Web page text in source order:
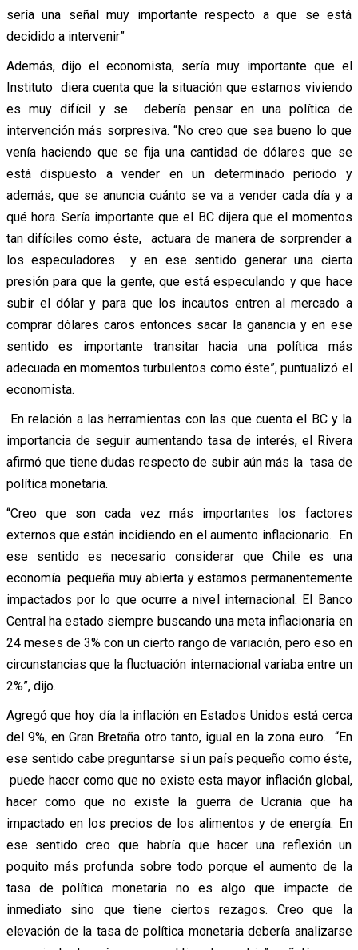
sería una señal muy importante respecto a que se está
decidido a intervenir”
Además, dijo el economista, sería muy importante que el
Instituto diera cuenta que la situación que estamos viviendo
es muy difícil y se debería pensar en una política de
intervención más sorpresiva. “No creo que sea bueno lo que
venía haciendo que se fija una cantidad de dólares que se
está dispuesto a vender en un determinado periodo y
además, que se anuncia cuánto se va a vender cada día y a
qué hora. Sería importante que el BC dijera que el momentos
tan difíciles como éste, actuara de manera de sorprender a
los especuladores y en ese sentido generar una cierta
presión para que la gente, que está especulando y que hace
subir el dólar y para que los incautos entren al mercado a
comprar dólares caros entonces sacar la ganancia y en ese
sentido es importante transitar hacia una política más
adecuada en momentos turbulentos como éste”, puntualizó el
economista.
En relación a las herramientas con las que cuenta el BC y la
importancia de seguir aumentando tasa de interés, el Rivera
afirmó que tiene dudas respecto de subir aún más la tasa de
política monetaria.
“Creo que son cada vez más importantes los factores
externos que están incidiendo en el aumento inflacionario. En
ese sentido es necesario considerar que Chile es una
economía pequeña muy abierta y estamos permanentemente
impactados por lo que ocurre a nivel internacional. El Banco
Central ha estado siempre buscando una meta inflacionaria en
24 meses de 3% con un cierto rango de variación, pero eso en
circunstancias que la fluctuación internacional variaba entre un
2%”, dijo.
Agregó que hoy día la inflación en Estados Unidos está cerca
del 9%, en Gran Bretaña otro tanto, igual en la zona euro. “En
ese sentido cabe preguntarse si un país pequeño como éste,
puede hacer como que no existe esta mayor inflación global,
hacer como que no existe la guerra de Ucrania que ha
impactado en los precios de los alimentos y de energía. En
ese sentido creo que habría que hacer una reflexión un
poquito más profunda sobre todo porque el aumento de la
tasa de política monetaria no es algo que impacte de
inmediato sino que tiene ciertos rezagos. Creo que la
elevación de la tasa de política monetaria debería analizarse